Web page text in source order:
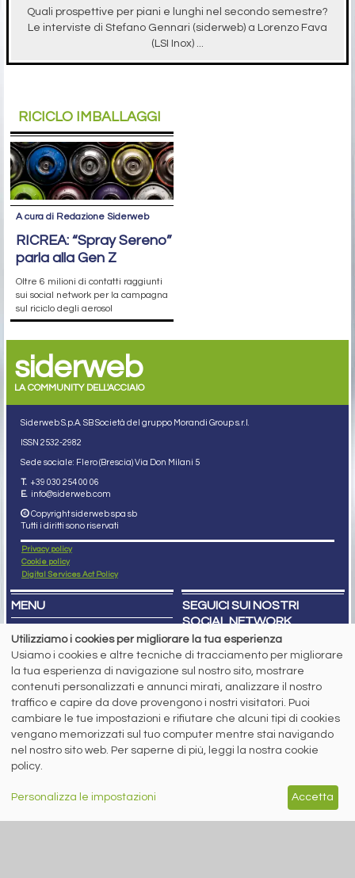
Quali prospettive per piani e lunghi nel secondo semestre?
Le interviste di Stefano Gennari (siderweb) a Lorenzo Fava
(LSI Inox) ...
RICICLO IMBALLAGGI
A cura di Redazione Siderweb
RICREA: “Spray Sereno”
parla alla Gen Z
Oltre 6 milioni di contatti raggiunti
sui social network per la campagna
sul riciclo degli aerosol
siderweb
LA COMMUNITY DELL'ACCIAIO
Siderweb S.p.A. SB Società del gruppo Morandi Group s.r.l.
ISSN 2532-2982
Sede sociale: Flero (Brescia) Via Don Milani 5
T. +39 030 254 00 06
E. info@siderweb.com
Copyright siderweb spa sb
Tutti i diritti sono riservati
Privacy policy
Cookie policy
Digital Services Act Policy
MENU
PREZZI ITALIA
MERCATI
SERVIZI
ABBONAMENTI
MADE IN STEEL
NEWSLETTER
SEGUICI SUI NOSTRI
SOCIAL NETWORK
Capitale Sociale: 190.000€ interamente versato
Registro delle Imprese di Brescia
Codice Fiscale e Partita I.V.A.:
R.E.A. n. 419331
www.siderweb.com: Autorizzazione del Tribunale di Brescia n. 11/2004 del 17
Direttrice Responsabile:
Utilizziamo i cookies per migliorare la tua esperienza
Usiamo i cookies e altre tecniche di tracciamento per migliorare
la tua esperienza di navigazione sul nostro sito, mostrare
contenuti personalizzati e annunci mirati, analizzare il nostro
traffico e capire da dove provengono i nostri visitatori. Puoi
cambiare le tue impostazioni e rifiutare che alcuni tipi di cookies
vengano memorizzati sul tuo computer mentre stai navigando
nel nostro sito web. Per saperne di più, leggi la nostra cookie
policy.
Personalizza le impostazioni Accetta